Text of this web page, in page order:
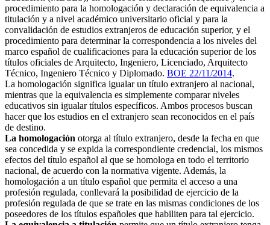
procedimiento para la homologación y declaración de equivalencia a
titulación y a nivel académico universitario oficial y para la
convalidación de estudios extranjeros de educación superior, y el
procedimiento para determinar la correspondencia a los niveles del
marco español de cualificaciones para la educación superior de los
títulos oficiales de Arquitecto, Ingeniero, Licenciado, Arquitecto
Técnico, Ingeniero Técnico y Diplomado. BOE 22/11/2014.
La homologación significa igualar un título extranjero al nacional,
mientras que la equivalencia es simplemente comparar niveles
educativos sin igualar títulos específicos. Ambos procesos buscan
hacer que los estudios en el extranjero sean reconocidos en el país
de destino.
La homologación otorga al título extranjero, desde la fecha en que
sea concedida y se expida la correspondiente credencial, los mismos
efectos del título español al que se homologa en todo el territorio
nacional, de acuerdo con la normativa vigente. Además, la
homologación a un título español que permita el acceso a una
profesión regulada, conllevará la posibilidad de ejercicio de la
profesión regulada de que se trate en las mismas condiciones de los
poseedores de los títulos españoles que habiliten para tal ejercicio.